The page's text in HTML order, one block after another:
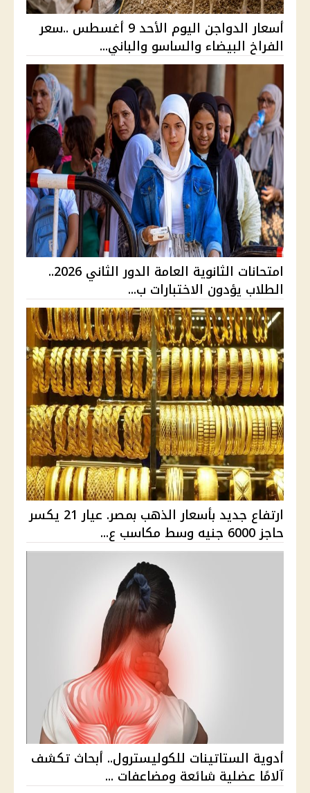
أسعار الدواجن اليوم الأحد 9 أغسطس ..سعر
الفراخ البيضاء والساسو والباني...
امتحانات الثانوية العامة الدور الثاني 2026..
الطلاب يؤدون الاختبارات ب...
ارتفاع جديد بأسعار الذهب بمصر. عيار 21 يكسر
حاجز 6000 جنيه وسط مكاسب ع...
أدوية الستاتينات للكوليسترول.. أبحاث تكشف
آلامًا عضلية شائعة ومضاعفات ...